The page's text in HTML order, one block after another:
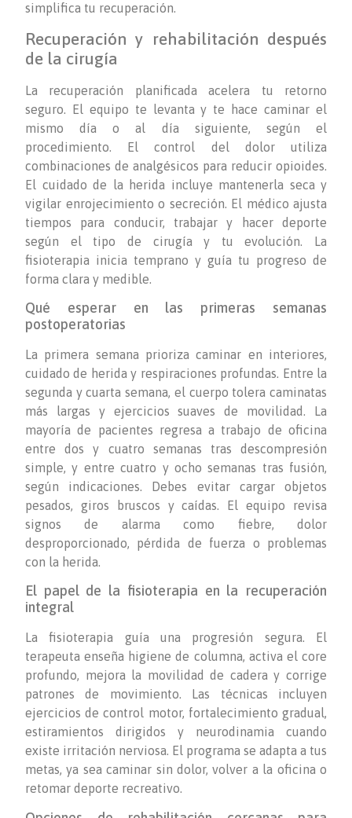
simplifica tu recuperación.
Recuperación y rehabilitación después
de la cirugía
La recuperación planificada acelera tu retorno
seguro. El equipo te levanta y te hace caminar el
mismo día o al día siguiente, según el
procedimiento. El control del dolor utiliza
combinaciones de analgésicos para reducir opioides.
El cuidado de la herida incluye mantenerla seca y
vigilar enrojecimiento o secreción. El médico ajusta
tiempos para conducir, trabajar y hacer deporte
según el tipo de cirugía y tu evolución. La
fisioterapia inicia temprano y guía tu progreso de
forma clara y medible.
Qué esperar en las primeras semanas
postoperatorias
La primera semana prioriza caminar en interiores,
cuidado de herida y respiraciones profundas. Entre la
segunda y cuarta semana, el cuerpo tolera caminatas
más largas y ejercicios suaves de movilidad. La
mayoría de pacientes regresa a trabajo de oficina
entre dos y cuatro semanas tras descompresión
simple, y entre cuatro y ocho semanas tras fusión,
según indicaciones. Debes evitar cargar objetos
pesados, giros bruscos y caídas. El equipo revisa
signos de alarma como fiebre, dolor
desproporcionado, pérdida de fuerza o problemas
con la herida.
El papel de la fisioterapia en la recuperación
integral
La fisioterapia guía una progresión segura. El
terapeuta enseña higiene de columna, activa el core
profundo, mejora la movilidad de cadera y corrige
patrones de movimiento. Las técnicas incluyen
ejercicios de control motor, fortalecimiento gradual,
estiramientos dirigidos y neurodinamia cuando
existe irritación nerviosa. El programa se adapta a tus
metas, ya sea caminar sin dolor, volver a la oficina o
retomar deporte recreativo.